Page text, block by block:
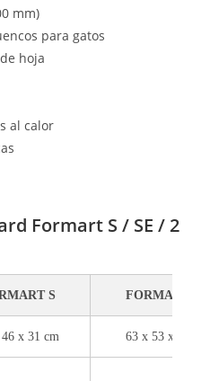
mm)
para gatos
hoja
al calor
Formart S / SE / 2
S FORMART SE
x 31 cm 63 x 53 x 48 cm